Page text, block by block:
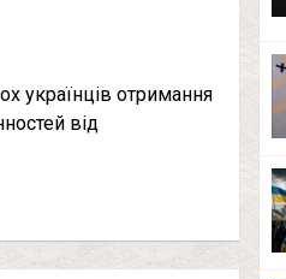
українців отримання
від